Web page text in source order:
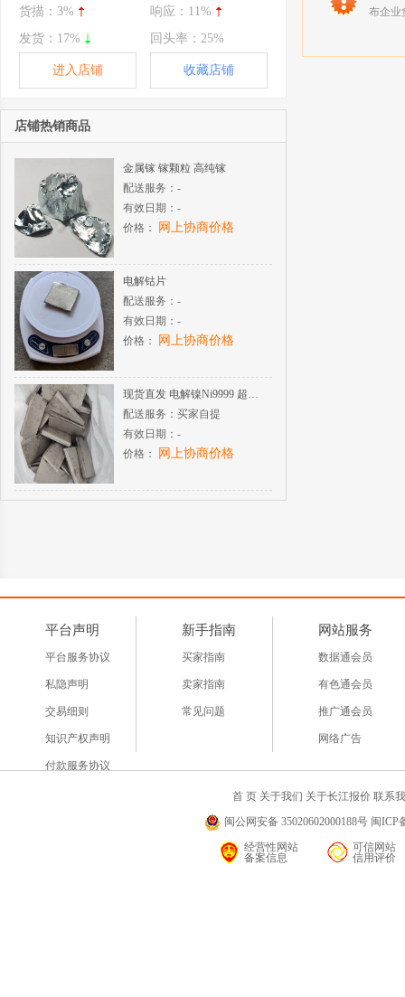
货描： 3% 响应： 11%
发货： 17% 回头率： 25%
进入店铺 收藏店铺
店铺热销商品
金属镓 镓颗粒 高纯镓
配送服务： -
有效日期： -
价格：
网上协商价格
电解钴片
配送服务： -
有效日期： -
价格：
网上协商价格
现货直发 电解镍Ni9999 超高纯度 酸溶氢化性能稳定
配送服务： 买家自提
有效日期： -
价格：
网上协商价格
布企业
平台声明
平台服务协议
私隐声明
交易细则
知识产权声明
付款服务协议
新手指南
买家指南
卖家指南
常见问题
网站服务
数据通会员
有色通会员
推广通会员
网络广告
首 页 关于我们 关于长江报价 联系
闽公网安备 35020602000188号 闽ICP
经营性网站
备案信息
可信网站
信用评价